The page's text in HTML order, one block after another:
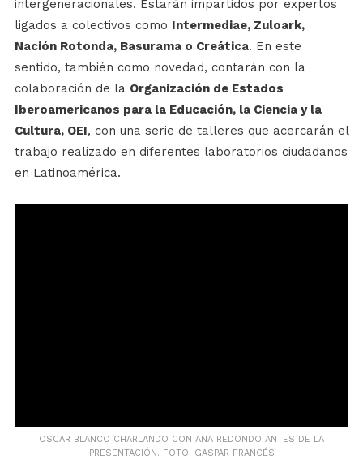
intergeneracionales. Estarán impartidos por expertos
ligados a colectivos como Intermediae, Zuloark,
Nación Rotonda, Basurama o Creática. En este
sentido, también como novedad, contarán con la
colaboración de la Organización de Estados
Iberoamericanos para la Educación, la Ciencia y la
Cultura, OEI, con una serie de talleres que acercarán el
trabajo realizado en diferentes laboratorios ciudadanos
en Latinoamérica.
OSCAR BLANCO CHARLANDO CON ANA REDONDO ANTES DE LA
PRESENTACIÓN. FOTO: GASPAR FRANCÉS